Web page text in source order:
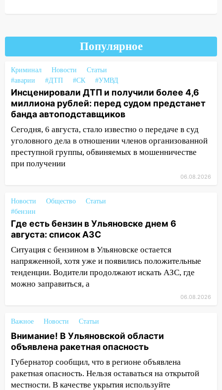
автоподставщиков
В Инзе произошел крупный пожар
13:00
В суде защитили репутацию
мужчины, которого необоснованно
обвиняли в жестоком обращении с
животными
12:28
Миллион на «льготниках»: в
Ульяновской области перевозчик
провернул хитрую схему с чужими
проездными
Ульяновский алиментщик накопил
11:49
Снят режим «Ракетная
опасность» на территории Ульяновской
области
11:30
2027 года импорт, выпуск и обращение
бензина Евро 2, Евро 3, Евро 4
11:12
Соцсети: на Рябикова автомобиль
днем 6 августа: список АЗС
10:16 Внимание! В Ульяновской области
объявлена ракетная опасность
10:00 В Старомайнском районе утонул
51-летний мужчина
Популярное
Криминал Новости
Статьи
#аварии
#ДТП #СК #УМВД
Инсценировали ДТП и получили более 4,6
миллиона рублей: перед судом предстанет
банда автоподставщиков
Сегодня, 6 августа, стало известно о передаче в суд
уголовного дела в отношении членов организованной
преступной группы, обвиняемых в мошенничестве
при получении
06.08.2026
Новости Общество
Статьи
#бензин
Где есть бензин в Ульяновске днем 6
августа: список АЗС
Ситуация с бензином в Ульяновске остается
напряженной, хотя уже и появились положительные
тенденции. Водители продолжают искать АЗС, где
можно заправиться, а
06.08.2026
Важное Новости Статьи
Внимание! В Ульяновской области
объявлена ракетная опасность
Губернатор сообщил, что в регионе объявлена
ракетная опасность. Нельзя оставаться на открытой
местности. В качестве укрытия используйте